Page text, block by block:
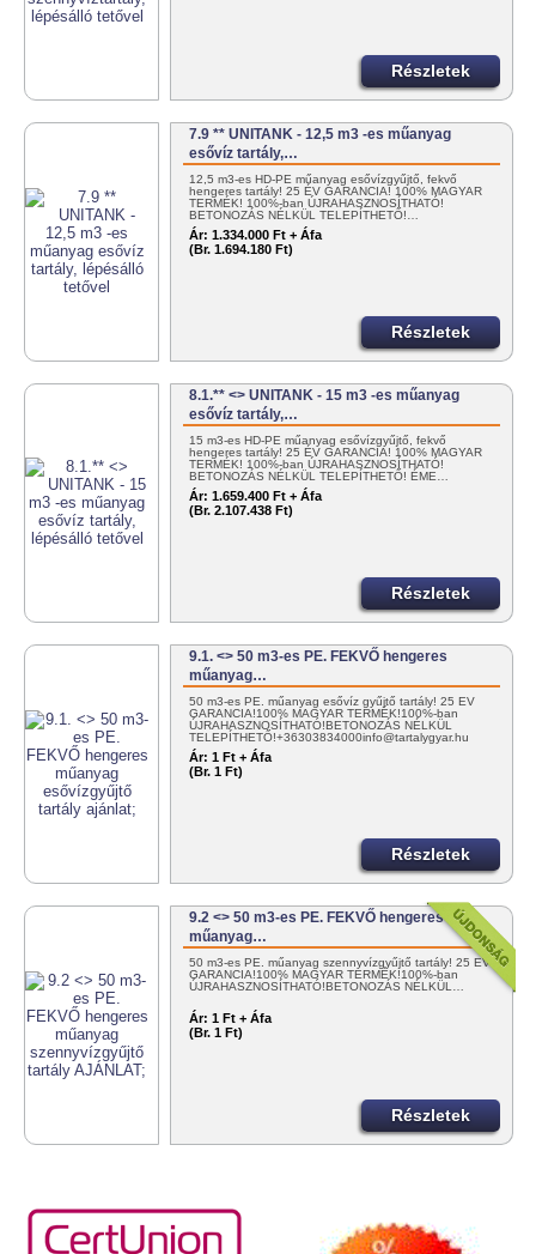
Részletek
7.9 ** UNITANK - 12,5 m3 -es műanyag
esővíz tartály,…
12,5 m3-es HD-PE műanyag esővízgyűjtő, fekvő
hengeres tartály! 25 ÉV GARANCIA! 100% MAGYAR
TERMÉK! 100%-ban ÚJRAHASZNOSÍTHATÓ!
BETONOZÁS NÉLKÜL TELEPÍTHETŐ!…
Ár: 1.334.000 Ft + Áfa
(Br. 1.694.180 Ft)
Részletek
8.1.** <> UNITANK - 15 m3 -es műanyag
esővíz tartály,…
15 m3-es HD-PE műanyag esővízgyűjtő, fekvő
hengeres tartály! 25 ÉV GARANCIA! 100% MAGYAR
TERMÉK! 100%-ban ÚJRAHASZNOSÍTHATÓ!
BETONOZÁS NÉLKÜL TELEPÍTHETŐ! ÉME…
Ár: 1.659.400 Ft + Áfa
(Br. 2.107.438 Ft)
Részletek
9.1. <> 50 m3-es PE. FEKVŐ hengeres
műanyag…
50 m3-es PE. műanyag esővíz gyűjtő tartály! 25 ÉV
GARANCIA!100% MAGYAR TERMÉK!100%-ban
ÚJRAHASZNOSÍTHATÓ!BETONOZÁS NÉLKÜL
TELEPÍTHETŐ!+36303834000info@tartalygyar.hu
Ár: 1 Ft + Áfa
(Br. 1 Ft)
Részletek
9.2 <> 50 m3-es PE. FEKVŐ hengeres
műanyag…
50 m3-es PE. műanyag szennyvízgyűjtő tartály! 25 ÉV
GARANCIA!100% MAGYAR TERMÉK!100%-ban
ÚJRAHASZNOSÍTHATÓ!BETONOZÁS NÉLKÜL…
Ár: 1 Ft + Áfa
(Br. 1 Ft)
Részletek